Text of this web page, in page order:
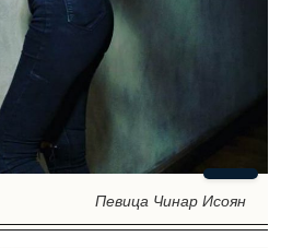
Певица Чинар Исоян